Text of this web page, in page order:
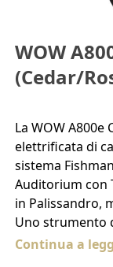
WOW
(Cedar/
La WOW A800e
elettrificata di
sistema
Auditorium con
in Palissandro,
Uno strumento
Continua a